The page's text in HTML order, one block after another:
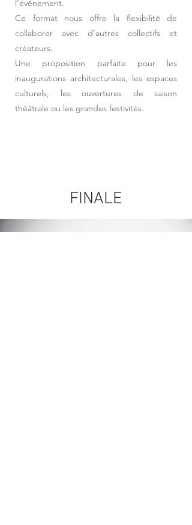
l’événement.
Ce format nous offre la flexibilité de
collaborer avec d’autres collectifs et
créateurs.
Une proposition parfaite pour les
inaugurations architecturales, les espaces
culturels, les ouvertures de saison
théâtrale ou les grandes festivités.
FINALE